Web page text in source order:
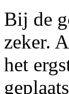
Bij de
zeker.
het